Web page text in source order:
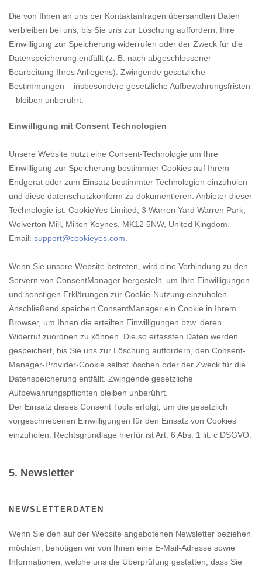
Die von Ihnen an uns per Kontaktanfragen übersandten Daten
verbleiben bei uns, bis Sie uns zur Löschung auffordern, Ihre
Einwilligung zur Speicherung widerrufen oder der Zweck für die
Datenspeicherung entfällt (z. B. nach abgeschlossener
Bearbeitung Ihres Anliegens). Zwingende gesetzliche
Bestimmungen – insbesondere gesetzliche Aufbewahrungsfristen
– bleiben unberührt.
Einwilligung mit Consent Technologien
Unsere Website nutzt eine Consent-Technologie um Ihre
Einwilligung zur Speicherung bestimmter Cookies auf Ihrem
Endgerät oder zum Einsatz bestimmter Technologien einzuholen
und diese datenschutzkonform zu dokumentieren. Anbieter dieser
Technologie ist: CookieYes Limited, 3 Warren Yard Warren Park,
Wolverton Mill, Milton Keynes, MK12 5NW, United Kingdom.
Email: support@cookieyes.com
Wenn Sie unsere Website betreten, wird eine Verbindung zu den
Servern von ConsentManager hergestellt, um Ihre Einwilligungen
und sonstigen Erklärungen zur Cookie-Nutzung einzuholen.
Anschließend speichert ConsentManager ein Cookie in Ihrem
Browser, um Ihnen die erteilten Einwilligungen bzw. deren
Widerruf zuordnen zu können. Die so erfassten Daten werden
gespeichert, bis Sie uns zur Löschung auffordern, den Consent-
Manager-Provider-Cookie selbst löschen oder der Zweck für die
Datenspeicherung entfällt. Zwingende gesetzliche
Aufbewahrungspflichten bleiben unberührt.
Der Einsatz dieses Consent Tools erfolgt, um die gesetzlich
vorgeschriebenen Einwilligungen für den Einsatz von Cookies
einzuholen. Rechtsgrundlage hierfür ist Art. 6 Abs. 1 lit. c DSGVO.
5. Newsletter
NEWSLETTERDATEN
Wenn Sie den auf der Website angebotenen Newsletter beziehen
möchten, benötigen wir von Ihnen eine E-Mail-Adresse sowie
Informationen, welche uns die Überprüfung gestatten, dass Sie